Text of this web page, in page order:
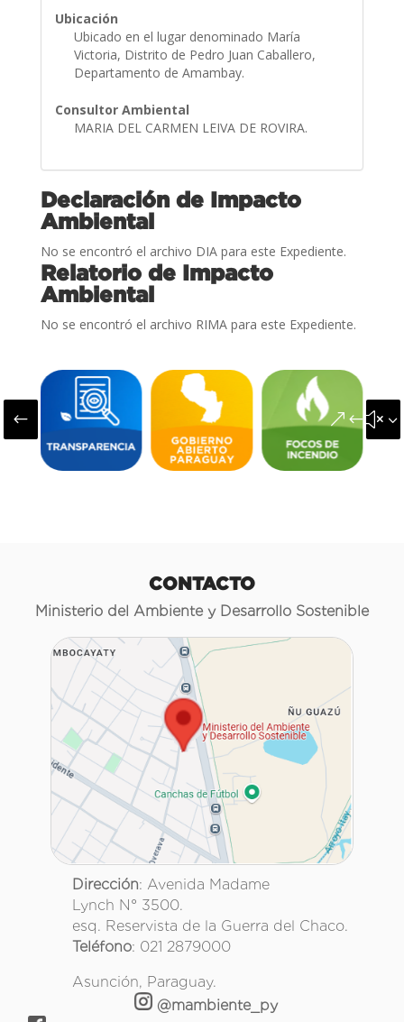
Ubicación
Ubicado en el lugar denominado María
Victoria, Distrito de Pedro Juan Caballero,
Departamento de Amambay.
Consultor Ambiental
MARIA DEL CARMEN LEIVA DE ROVIRA.
Declaración de Impacto
Ambiental
No se encontró el archivo DIA para este Expediente.
Relatorio de Impacto
Ambiental
No se encontró el archivo RIMA para este Expediente.
#
CONTACTO
Ministerio del Ambiente y Desarrollo Sostenible
Dirección: Avenida Madame
Lynch N° 3500.
esq. Reservista de la Guerra del Chaco.
Teléfono: 021 2879000
Asunción, Paraguay.
@mambiente_py